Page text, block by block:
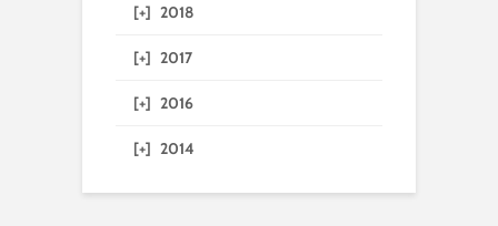
[+] 2018
[+] 2017
[+] 2016
[+] 2014